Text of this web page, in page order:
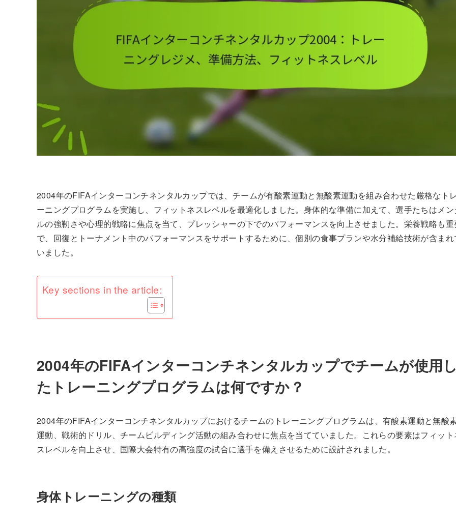
2004年のFIFAインターコンチネンタルカップでは、チームが有酸素運動と無酸素運動を組み合わせた厳格なトレ
ーニングプログラムを実施し、フィットネスレベルを最適化しました。身体的な準備に加えて、選手たちはメン
ルの強靭さや心理的戦略に焦点を当て、プレッシャーの下でのパフォーマンスを向上させました。栄養戦略も重
で、回復とトーナメント中のパフォーマンスをサポートするために、個別の食事プランや水分補給技術が含まれ
いました。
Key sections in the article:
2004年のFIFAインターコンチネンタルカップでチームが使用し
たトレーニングプログラムは何ですか？
2004年のFIFAインターコンチネンタルカップにおけるチームのトレーニングプログラムは、有酸素運動と無酸
運動、戦術的ドリル、チームビルディング活動の組み合わせに焦点を当てていました。これらの要素はフィット
スレベルを向上させ、国際大会特有の高強度の試合に選手を備えさせるために設計されました。
身体トレーニングの種類